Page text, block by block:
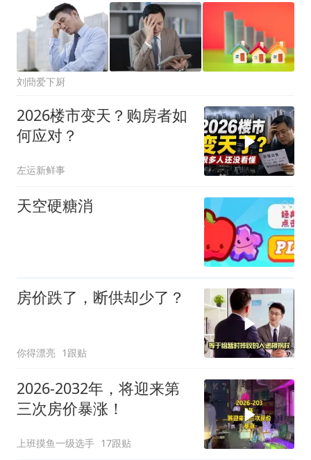
刘蕳爱下厨
2026楼市变天？购房者如
何应对？
左运新鲜事
天空硬糖消
房价跌了，断供却少了？
你得漂亮 1跟贴
2026-2032年，将迎来第
三次房价暴涨！
上班摸鱼一级选手 17跟贴